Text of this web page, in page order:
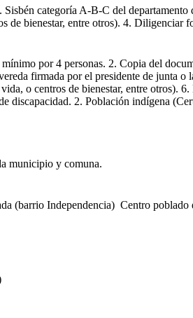
categoría A-B-C del
bienestar, entre otros). 4. Diligenciar
por 4 personas. 2. Copia del
firmada por el presidente de junta
o centros de bienestar, entre otros).
discapacidad. 2. Población indígena
municipio y comuna.
(barrio Independencia) Centro